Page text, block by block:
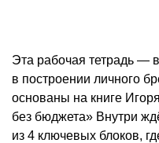
Эта рабочая тетрадь —
в построении личного
основаны на книге
без бюджета» Внутри
из 4 ключевых блоков,